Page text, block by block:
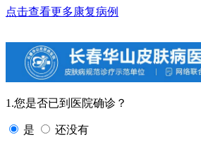
点击查看更多康复病例
1.您是否已到医院确诊？
是 还没有